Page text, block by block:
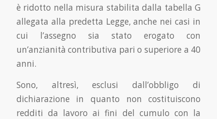
è ridotto nella misura stabilita dalla tabella G
allegata alla predetta Legge, anche nei casi in
cui l’assegno sia stato erogato con
un’anzianità contributiva pari o superiore a 40
anni.
Sono, altresì, esclusi dall’obbligo di
dichiarazione in quanto non costituiscono
redditi da lavoro ai fini del cumulo con la